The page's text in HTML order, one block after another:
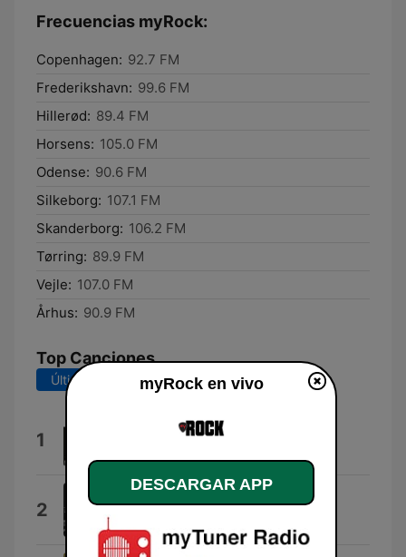
Frecuencias myRock:
Copenhagen: 92.7 FM
Frederikshavn: 99.6 FM
Hillerød: 89.4 FM
Horsens: 105.0 FM
Odense: 90.6 FM
Silkeborg: 107.1 FM
Skanderborg: 106.2 FM
Tørring: 89.9 FM
Vejle: 107.0 FM
Århus: 90.9 FM
Top Canciones
Últimos 7 días Últimos 30 días
1 Whatever You Want
2 Vintage Funk
myRock en vivo
DESCARGAR APP